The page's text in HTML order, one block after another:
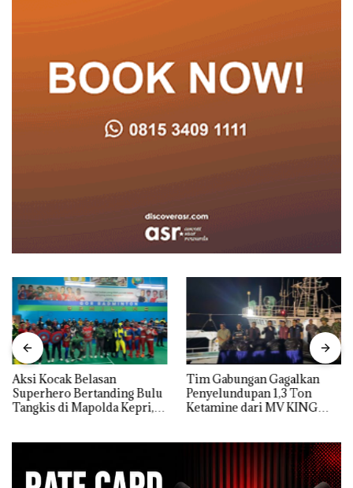
Aksi Kocak Belasan
Superhero Bertanding Bulu
Tangkis di Mapolda Kepri,
Tim Gabungan Gagalkan
Penyelundupan 1,3 Ton
Ketamine dari MV KING